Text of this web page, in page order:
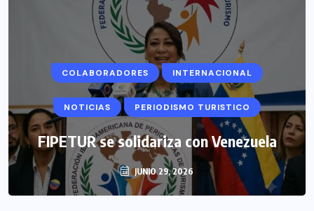
COLABORADORES INTERNACIONAL
NOTICIAS PERIODISMO TURISTICO
FIPETUR se solidariza con Venezuela
JUNIO 29, 2026